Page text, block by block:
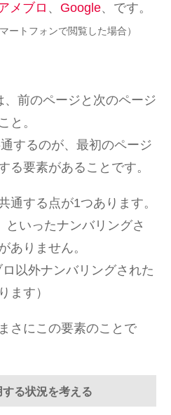
メブロ 、 Google、です。
ートフォンで閲覧した場合）
前のページと次のページ
と。
するのが、最初のページ
る要素があることです。
通する点が1つあります。
いったナンバリングさ
ありません。
ロ以外ナンバリングされた
ます）
さにこの要素のことで
る状況を考える